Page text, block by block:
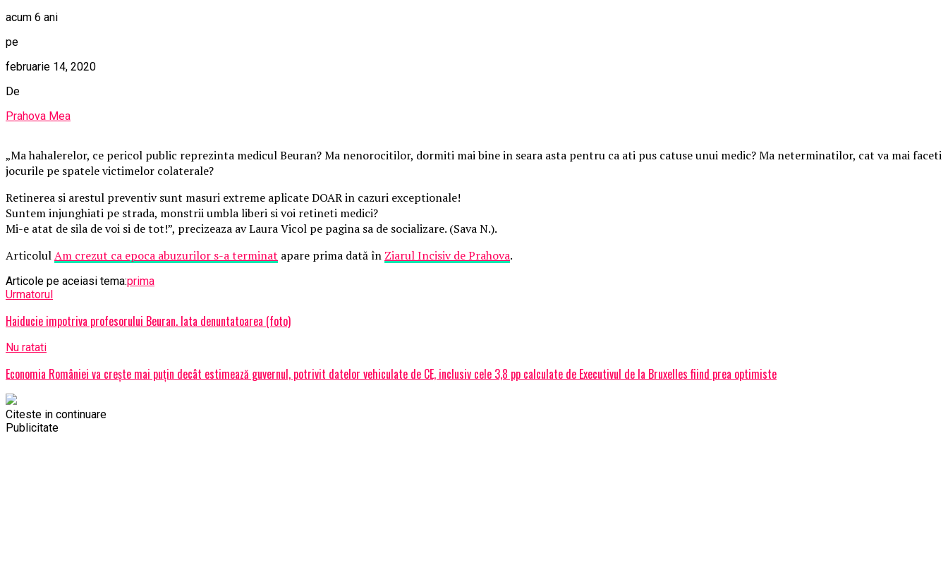
acum 6 ani
pe
februarie 14, 2020
De
Prahova Mea
„Ma hahalerelor, ce pericol public reprezinta medicul Beuran? Ma nenorocitilor, dormiti mai bine in seara asta pentru ca ati pus catuse unui medic? Ma neterminatilor, cat va mai faceti
jocurile pe spatele victimelor colaterale?
Retinerea si arestul preventiv sunt masuri extreme aplicate DOAR in cazuri exceptionale!
Suntem injunghiati pe strada, monstrii umbla liberi si voi retineti medici?
Mi-e atat de sila de voi si de tot!”, precizeaza av Laura Vicol pe pagina sa de socializare. (Sava N.).
ArticolulAm crezut ca epoca abuzurilor s-a terminat apare prima dată în Ziarul Incisiv de Prahova.
Articole pe aceiasi tema:prima
Urmatorul
Haiducie impotriva profesorului Beuran. Iata denuntatoarea (foto)
Nu ratati
Economia României va crește mai puțin decât estimează guvernul, potrivit datelor vehiculate de CE, inclusiv cele 3,8 pp calculate de Executivul de la Bruxelles fiind prea optimiste
Citeste in continuare
Publicitate